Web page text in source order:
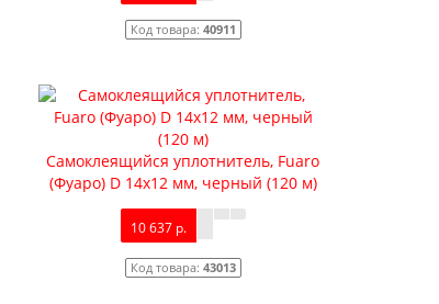
Код товара: 40911
Самоклеящийся уплотнитель, Fuaro
(Фуаро) D 14х12 мм, черный (120 м)
10 637 р.
Код товара: 43013